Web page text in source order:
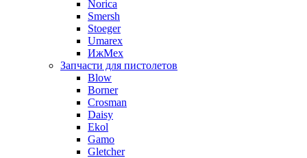
Norica
Smersh
Stoeger
Umarex
ИжМех
Запчасти для пистолетов
Blow
Borner
Crosman
Daisy
Ekol
Gamo
Gletcher